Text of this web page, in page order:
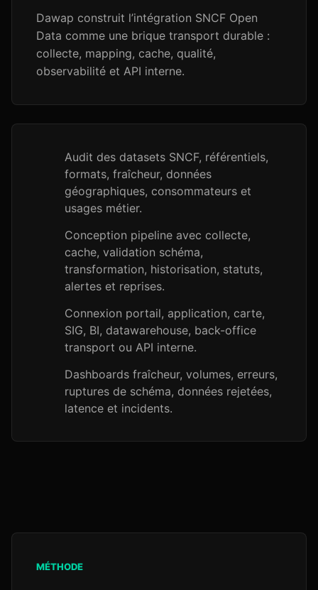
Dawap construit l’intégration SNCF Open
Data comme une brique transport durable :
collecte, mapping, cache, qualité,
observabilité et API interne.
Audit des datasets SNCF, référentiels,
formats, fraîcheur, données
géographiques, consommateurs et
usages métier.
Conception pipeline avec collecte,
cache, validation schéma,
transformation, historisation, statuts,
alertes et reprises.
Connexion portail, application, carte,
SIG, BI, datawarehouse, back-office
transport ou API interne.
Dashboards fraîcheur, volumes, erreurs,
ruptures de schéma, données rejetées,
latence et incidents.
MÉTHODE